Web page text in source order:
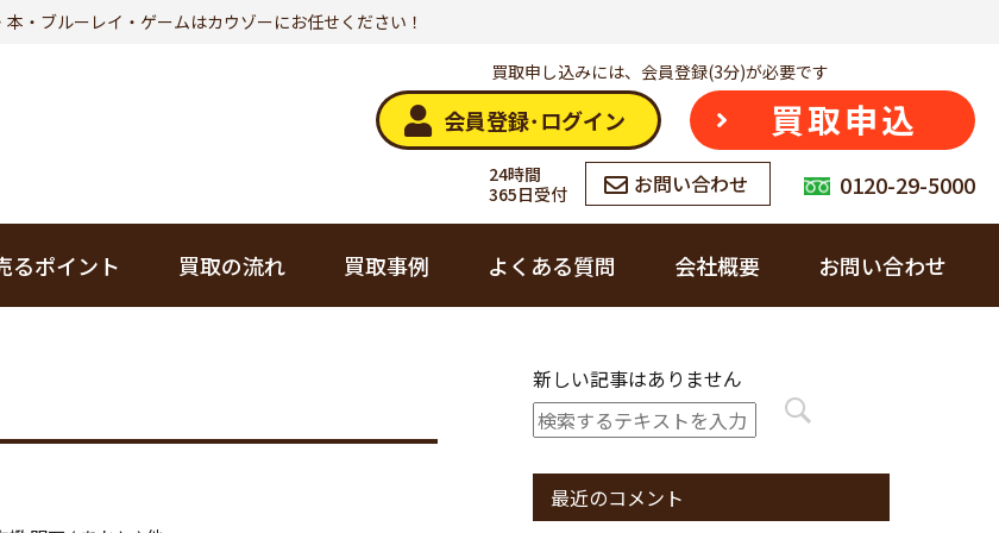
・ブルーレイ・ゲームはカウゾーにお任せください！
買取申し込みには、会員登録(3分)が必要です
会員登録･ログイン 買取申込
24時間
365日受付
お問い合わせ 0120-29-5000
オ
お酒
ブランド品
るポイント 買取の流れ 買取事例 よくある質問 会社概要
カウゾーへの想い
お問い合わせ
新しい記事はありません
最近のコメント